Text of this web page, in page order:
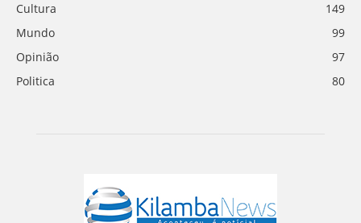
Cultura
149
Mundo
99
Opinião
97
Politica
80